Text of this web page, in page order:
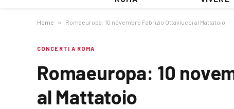
Home » Romaeuropa: 10 novembre Fabrizio Ottaviucci al Mattatoio
CONCERTI A ROMA
Romaeuropa: 10
al Mattatoio